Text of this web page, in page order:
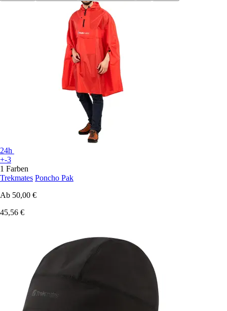
24h
+-3
1 Farben
Trekmates Poncho Pak
Ab 50,00 €
45,56 €